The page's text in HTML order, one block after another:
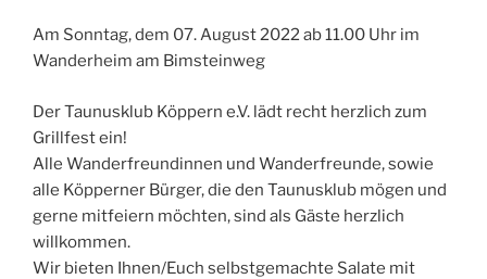
Am Sonntag, dem 07. August 2022 ab 11.00 Uhr im
Wanderheim am Bimsteinweg
Der Taunusklub Köppern e.V. lädt recht herzlich zum
Grillfest ein!
Alle Wanderfreundinnen und Wanderfreunde, sowie
alle Köpperner Bürger, die den Taunusklub mögen und
gerne mitfeiern möchten, sind als Gäste herzlich
willkommen.
Wir bieten Ihnen/Euch selbstgemachte Salate mit